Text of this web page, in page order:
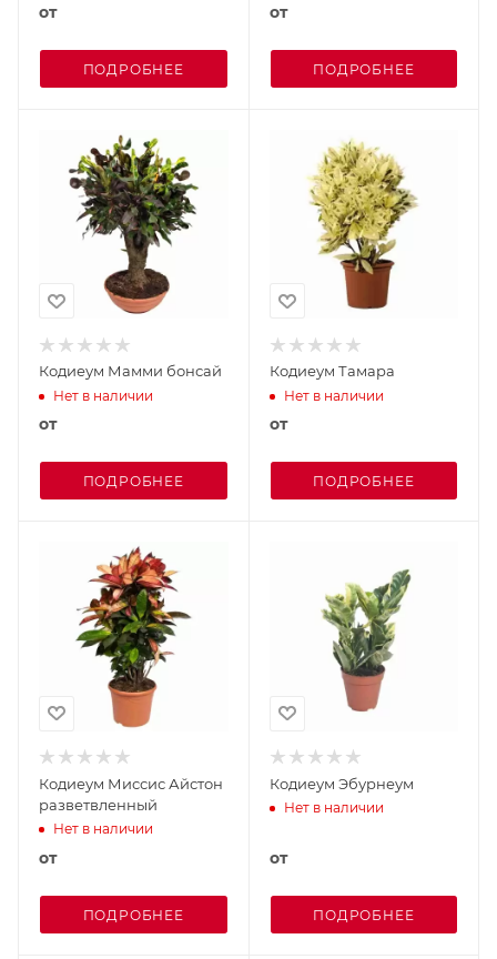
от
ПОДРОБНЕЕ
от
ПОДРОБНЕЕ
Кодиеум Мамми бонсай
Нет в наличии
от
ПОДРОБНЕЕ
Кодиеум Тамара
Нет в наличии
от
ПОДРОБНЕЕ
Кодиеум Миссис Айстон
разветвленный
Нет в наличии
от
ПОДРОБНЕЕ
Кодиеум Эбурнеум
Нет в наличии
от
ПОДРОБНЕЕ